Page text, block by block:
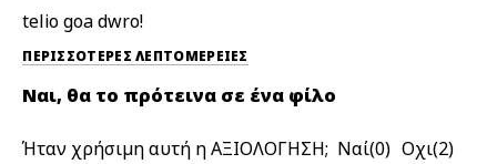
telio goa dwro!
ΠΕΡΙΣΣΌΤΕΡΕΣ ΛΕΠΤΟΜΈΡΕΙΕΣ
Ναι, θα το πρότεινα σε ένα φίλο
Ήταν χρήσιμη αυτή η ΑΞΙΟΛΟΓΗΣΗ; 0 2